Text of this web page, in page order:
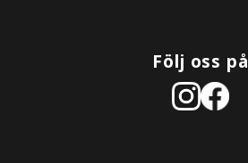
Följ oss på